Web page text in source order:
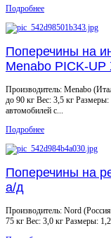
Подробнее
Поперечины на
Menabo PICK-
Производитель: Menabo
до 90 кг Вес: 3,5 кг
автомобилей с...
Подробнее
Поперечины на
а/д
Производитель: Nord
75 кг Вес: 3,0 кг Размеры: